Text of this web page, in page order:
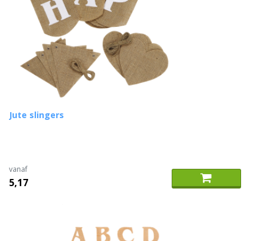
Jute slingers
vanaf
5,17